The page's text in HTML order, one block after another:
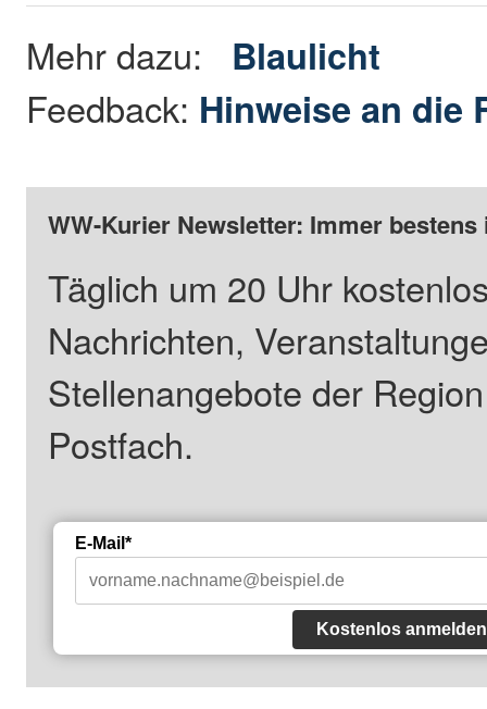
Mehr dazu: Blaulicht
Feedback: Hinweise an die
WW-Kurier Newsletter: Immer
Täglich um 20 Uhr
Nachrichten,
Stellenangebote der
Postfach.
E-Mail*
Kostenlos anmelden